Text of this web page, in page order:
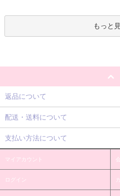
もっと
返品について
配送・送料について
支払い方法について
マイアカウント
ログイン